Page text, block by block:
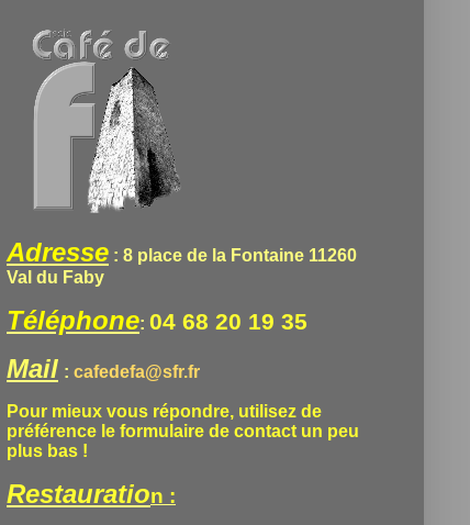
Adresse : 8 place de la Fontaine 11260
Val du Faby
Téléphone: 04 68 20 19 35
Mail : cafedefa@sfr.fr
Pour mieux vous répondre, utilisez de
préférence le formulaire de contact un peu
plus bas !
Restauration :